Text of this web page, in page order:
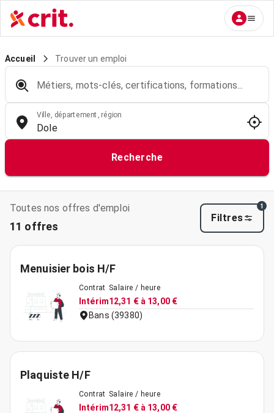
Accueil Trouver un emploi
Métiers, mots-clés, certifications, formations...
Ville, département, région
Recherche
Toutes nos offres d'emploi
11 offres
Filtres
1
Menuisier bois H/F
Contrat
Intérim
Salaire / heure
12,31 € à 13,00 €
Bans (39380)
Plaquiste H/F
Contrat
Intérim
Salaire / heure
12,31 € à 13,00 €